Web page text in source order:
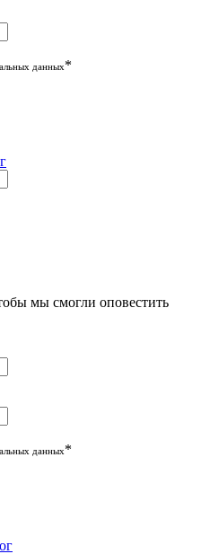
данных*
мы смогли оповестить
данных*